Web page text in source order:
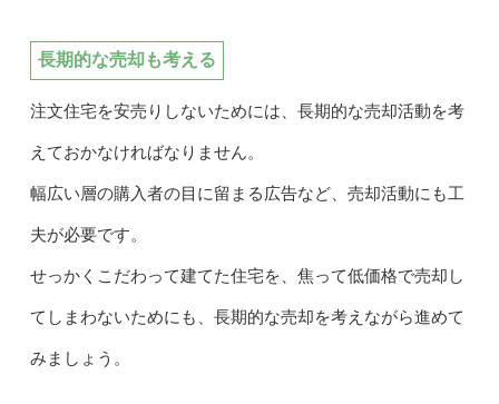
長期的な売却も考える
注文住宅を安売りしないためには、長期的な売却活動を考
えておかなければなりません。
幅広い層の購入者の目に留まる広告など、売却活動にも工
夫が必要です。
せっかくこだわって建てた住宅を、焦って低価格で売却し
てしまわないためにも、長期的な売却を考えながら進めて
みましょう。